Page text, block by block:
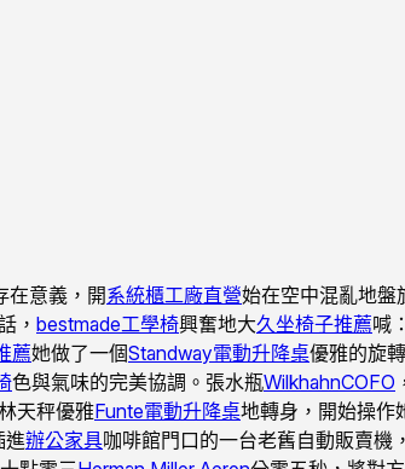
在意義，開系統櫃工廠直營始在空中混亂地盤
， bestmade工學椅興奮地大久坐椅子推薦喊
薦她做了一個Standway電動升降桌優雅的旋
色與氣味的完美協調。張水瓶WilkhahnCOFO
天秤優雅Funte電動升降桌地轉身，開始操作
進辦公家具咖啡館門口的一台老舊自動販賣機